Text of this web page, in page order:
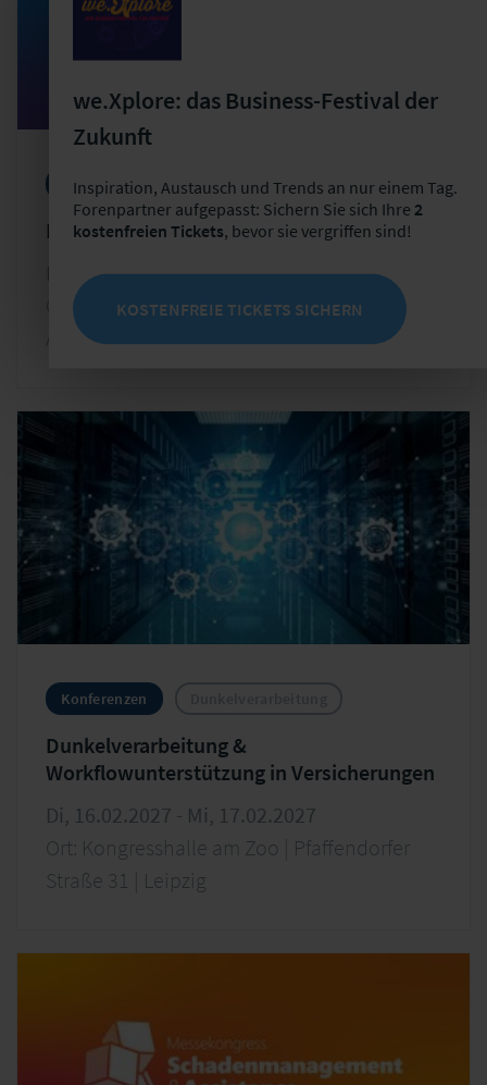
Messekongresse IT
Messekongress IT für Versicherungen
Di, 24.11.2026 - Mi, 25.11.2026
Ort: Congress Center Leipzig | Seehausener
Allee 1 | Leipzig
Konferenzen
Dunkelverarbeitung &
Workflowunterstützung in Versicherungen
Di, 16.02.2027 - Mi, 17.02.2027
Ort: Kongresshalle am Zoo | Pfaffendorfer
Straße 31 | Leipzig
we.Xplore: das Business-Festival der
Zukunft
Inspiration, Austausch und Trends an nur einem Tag.
Forenpartner aufgepasst: Sichern Sie sich Ihre 2
kostenfreien Tickets, bevor sie vergriffen sind!
KOSTENFREIE TICKETS SICHERN